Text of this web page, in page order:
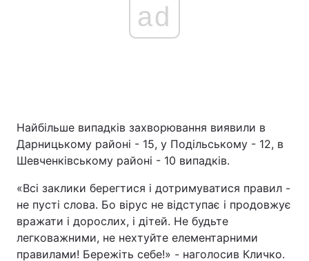
ad
Найбільше випадків захворювання виявили в
Дарницькому районі - 15, у Подільському - 12, в
Шевченківському районі - 10 випадків.
«Всі заклики берегтися і дотримуватися правил -
не пусті слова. Бо вірус не відступає і продовжує
вражати і дорослих, і дітей. Не будьте
легковажними, не нехтуйте елементарними
правилами! Бережіть себе!» - наголосив Кличко.